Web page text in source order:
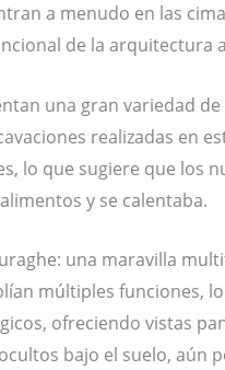
a menudo en las
de la arquitectura
una gran variedad
realizadas en
lo que sugiere que los
y se calentaba.
una maravilla
múltiples funciones,
ofreciendo vistas
bajo el suelo, aún